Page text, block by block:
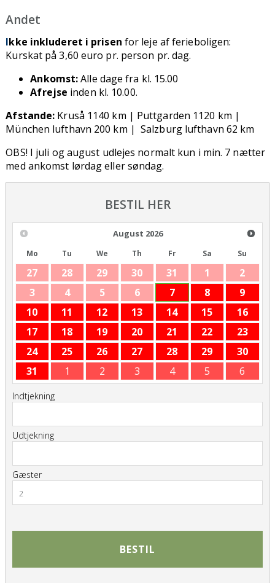
Andet
Ikke inkluderet i prisen for leje af ferieboligen:
Kurskat på 3,60 euro pr. person pr. dag.
Ankomst:Alle dage fra kl. 15.00
Afrejse inden kl. 10.00.
Afstande: Kruså 1140 km | Puttgarden 1120 km |
München lufthavn 200 km | Salzburg lufthavn 62 km
OBS! I juli og august udlejes normalt kun i min. 7 nætter
med ankomst lørdag eller søndag.
BESTIL HER
August 2026
Mo Tu We Th Fr Sa Su
27 28 29 30 31 1
2
3
4 5 6 7 8
9
10
11 12 13 14 15
16
17
18 19 20 21 22
23
24
25 26 27 28 29
30
31
1 2 3 4 5 6
Indtjekning
Udtjekning
Gæster
2
BESTIL